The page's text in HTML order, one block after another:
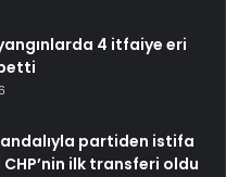
4 itfaiye eri
partiden istifa
ilk transferi oldu